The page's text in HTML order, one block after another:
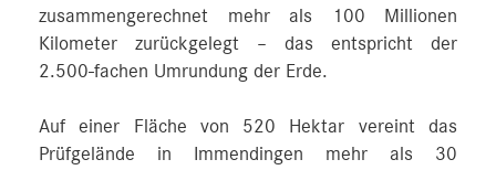
zusammengerechnet mehr als 100 Millionen
Kilometer zurückgelegt – das entspricht der
2.500‑fachen Umrundung der Erde.
Auf einer Fläche von 520 Hektar vereint das
Prüfgelände in Immendingen mehr als 30